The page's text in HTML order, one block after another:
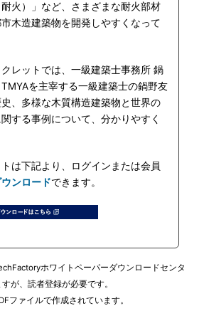
耐火）」など、さまざまな耐火部材
木造建築物を開発しやすくなって
レットでは、一級建築士事務所 鍋
を主宰する一級建築士の鍋野友
、多様な木質構造建築物と世界の
する事例について、分かりやすく
は下記より、ログインまたは会員
ンロードできます。
ホワイトペーパーダウンロードセンタ
が、読者登録が必要です。
ファイルで作成されています。